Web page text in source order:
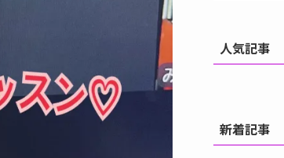
人気記事
新着記事